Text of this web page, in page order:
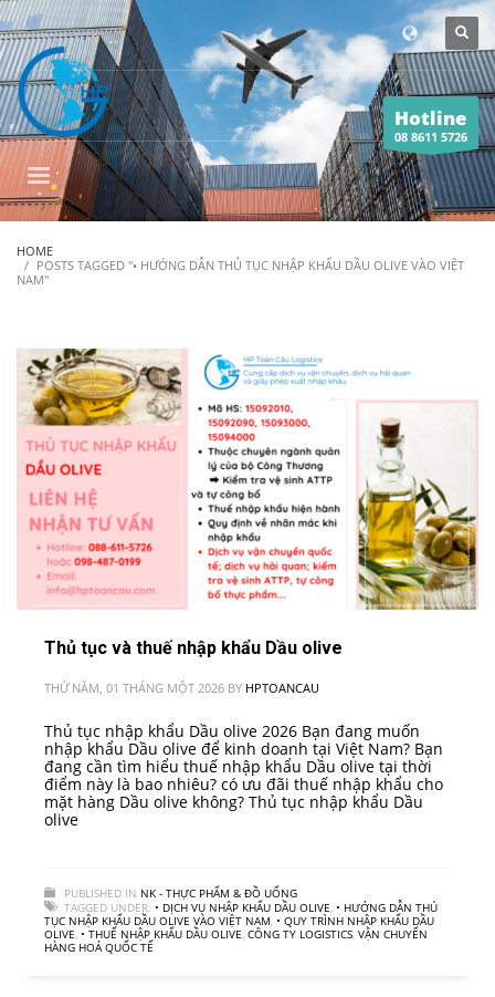
Hotline
08 8611 5726
HOME
POSTS TAGGED "• HƯỚNG DẪN THỦ TỤC NHẬP KHẨU DẦU OLIVE VÀO VIỆT
NAM"
Thủ tục và thuế nhập khẩu Dầu olive
THỨ NĂM, 01 THÁNG MỘT 2026 BY HPTOANCAU
Thủ tục nhập khẩu Dầu olive 2026 Bạn đang muốn
nhập khẩu Dầu olive để kinh doanh tại Việt Nam? Bạn
đang cần tìm hiểu thuế nhập khẩu Dầu olive tại thời
điểm này là bao nhiêu? có ưu đãi thuế nhập khẩu cho
mặt hàng Dầu olive không? Thủ tục nhập khẩu Dầu
olive
PUBLISHED IN NK - THỰC PHẨM & ĐỒ UỐNG
TAGGED UNDER: • DỊCH VỤ NHẬP KHẨU DẦU OLIVE, • HƯỚNG DẪN THỦ
TỤC NHẬP KHẨU DẦU OLIVE VÀO VIỆT NAM, • QUY TRÌNH NHẬP KHẨU DẦU
OLIVE, • THUẾ NHẬP KHẨU DẦU OLIVE, CÔNG TY LOGISTICS, VẬN CHUYỂN
HÀNG HOÁ QUỐC TẾ